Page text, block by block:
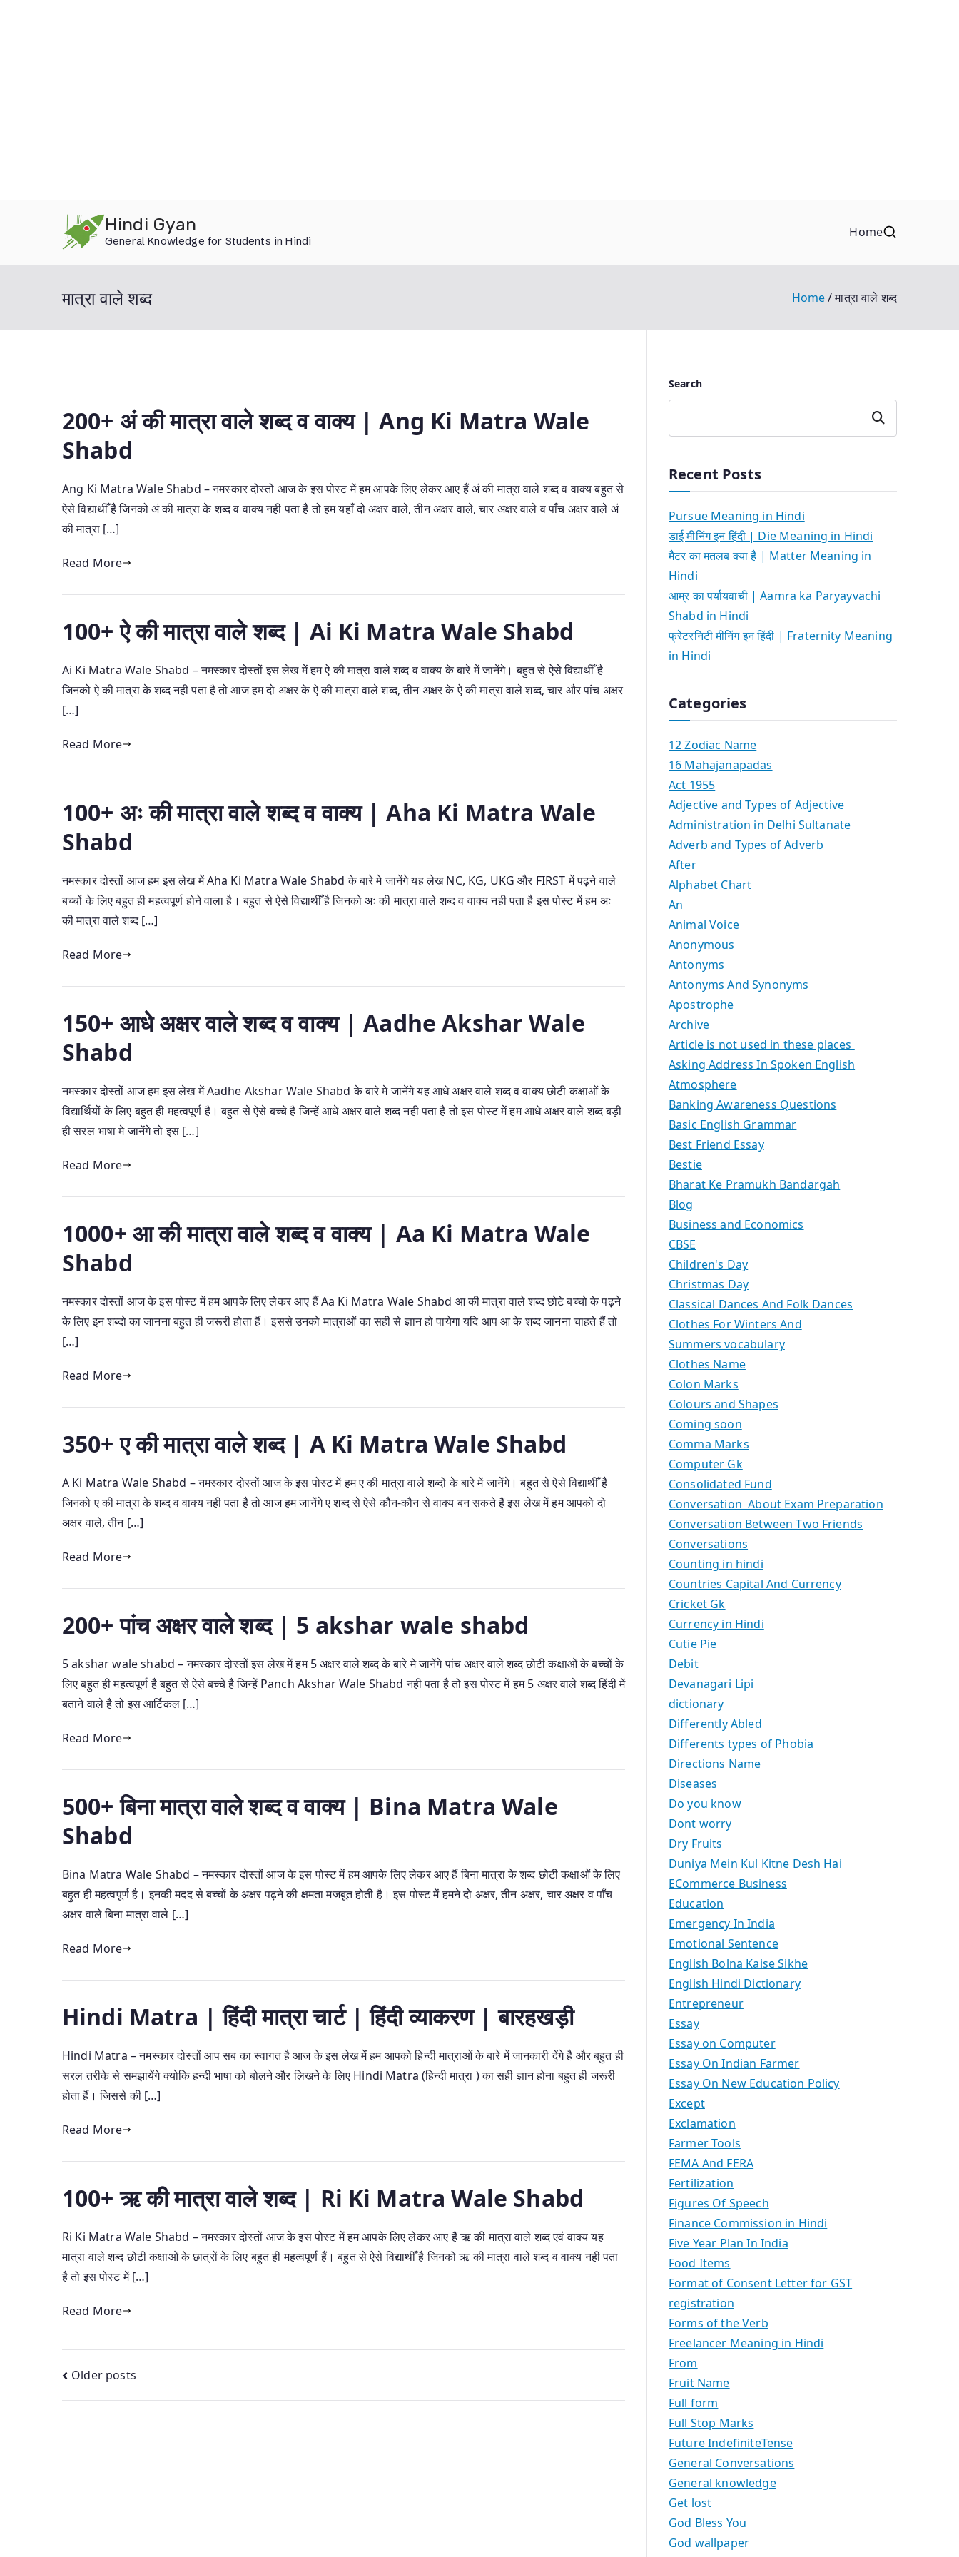
Hindi Gyan
General Knowledge for Students in Hindi
Home
मात्रा वाले शब्द Home मात्रा वाले शब्द
200+ अं की मात्रा वाले शब्द व वाक्य | Ang Ki Matra Wale
Shabd
Ang Ki Matra Wale Shabd – नमस्कार दोस्तों आज के इस पोस्ट में हम आपके लिए लेकर आए हैं अं की मात्रा वाले शब्द व वाक्य बहुत से
ऐसे विद्याथीँ है जिनको अं की मात्रा के शब्द व वाक्य नही पता है तो हम यहाँ दो अक्षर वाले, तीन अक्षर वाले, चार अक्षर वाले व पाँच अक्षर वाले अं
की मात्रा […]
Read More
100+ ऐ की मात्रा वाले शब्द | Ai Ki Matra Wale Shabd
Ai Ki Matra Wale Shabd – नमस्कार दोस्तों इस लेख में हम ऐ की मात्रा वाले शब्द व वाक्य के बारे में जानेंगे। बहुत से ऐसे विद्याथीँ है
जिनको ऐ की मात्रा के शब्द नही पता है तो आज हम दो अक्षर के ऐ की मात्रा वाले शब्द, तीन अक्षर के ऐ की मात्रा वाले शब्द, चार और पांच अक्षर
[…]
Read More
100+ अः की मात्रा वाले शब्द व वाक्य | Aha Ki Matra Wale
Shabd
नमस्कार दोस्तों आज हम इस लेख में Aha Ki Matra Wale Shabd के बारे मे जानेंगे यह लेख NC, KG, UKG और FIRST में पढ़ने वाले
बच्चों के लिए बहुत ही महत्वपूर्ण होने वाला है। बहुत से ऐसे विद्याथीँ है जिनको अः की मात्रा वाले शब्द व वाक्य नही पता है इस पोस्ट में हम अः
की मात्रा वाले शब्द […]
Read More
150+ आधे अक्षर वाले शब्द व वाक्य | Aadhe Akshar Wale
Shabd
नमस्कार दोस्तों आज हम इस लेख में Aadhe Akshar Wale Shabd के बारे मे जानेंगे यह आधे अक्षर वाले शब्द व वाक्य छोटी कक्षाओं के
विद्यार्थियों के लिए बहुत ही महत्वपूर्ण है। बहुत से ऐसे बच्चे है जिन्हें आधे अक्षर वाले शब्द नही पता है तो इस पोस्ट में हम आधे अक्षर वाले शब्द बड़ी
ही सरल भाषा मे जानेंगे तो इस […]
Read More
1000+ आ की मात्रा वाले शब्द व वाक्य | Aa Ki Matra Wale
Shabd
नमस्कार दोस्तों आज के इस पोस्ट में हम आपके लिए लेकर आए हैं Aa Ki Matra Wale Shabd आ की मात्रा वाले शब्द छोटे बच्चो के पढ़ने
के लिए इन शब्दो का जानना बहुत ही जरूरी होता हैं। इससे उनको मात्राओं का सही से ज्ञान हो पायेगा यदि आप आ के शब्द जानना चाहते हैं तो
[…]
Read More
350+ ए की मात्रा वाले शब्द | A Ki Matra Wale Shabd
A Ki Matra Wale Shabd – नमस्कार दोस्तों आज के इस पोस्ट में हम ए की मात्रा वाले शब्दों के बारे में जानेंगे। बहुत से ऐसे विद्याथीँ है
जिनको ए की मात्रा के शब्द व वाक्य नही पता है तो आज हम जानेंगे ए शब्द से ऐसे कौन-कौन से वाक्य बन सकते हैं इस लेख में हम आपको दो
अक्षर वाले, तीन […]
Read More
200+ पांच अक्षर वाले शब्द | 5 akshar wale shabd
5 akshar wale shabd – नमस्कार दोस्तों इस लेख में हम 5 अक्षर वाले शब्द के बारे मे जानेंगे पांच अक्षर वाले शब्द छोटी कक्षाओं के बच्चों के
लिए बहुत ही महत्वपूर्ण है बहुत से ऐसे बच्चे है जिन्हें Panch Akshar Wale Shabd नही पता है तो इस पोस्ट में हम 5 अक्षर वाले शब्द हिंदी में
बताने वाले है तो इस आर्टिकल […]
Read More
500+ बिना मात्रा वाले शब्द व वाक्य | Bina Matra Wale
Shabd
Bina Matra Wale Shabd – नमस्कार दोस्तों आज के इस पोस्ट में हम आपके लिए लेकर आए हैं बिना मात्रा के शब्द छोटी कक्षाओं के लिए
बहुत ही महत्वपूर्ण है। इनकी मदद से बच्चों के अक्षर पढ़ने की क्षमता मजबूत होती है। इस पोस्ट में हमने दो अक्षर, तीन अक्षर, चार अक्षर व पाँच
अक्षर वाले बिना मात्रा वाले […]
Read More
Hindi Matra | हिंदी मात्रा चार्ट | हिंदी व्याकरण | बारहखड़ी
Hindi Matra – नमस्कार दोस्तों आप सब का स्वागत है आज के इस लेख में हम आपको हिन्दी मात्राओं के बारे में जानकारी देंगे है और बहुत ही
सरल तरीके से समझायेंगे क्योकि हन्दी भाषा को बोलने और लिखने के लिए Hindi Matra (हिन्दी मात्रा ) का सही ज्ञान होना बहुत ही जरूरी
होता हैं। जिससे की […]
Read More
100+ ऋ की मात्रा वाले शब्द | Ri Ki Matra Wale Shabd
Ri Ki Matra Wale Shabd – नमस्कार दोस्तों आज के इस पोस्ट में हम आपके लिए लेकर आए हैं ऋ की मात्रा वाले शब्द एवं वाक्य यह
मात्रा वाले शब्द छोटी कक्षाओं के छात्रों के लिए बहुत ही महत्वपूर्ण हैं। बहुत से ऐसे विद्याथीँ है जिनको ऋ की मात्रा वाले शब्द व वाक्य नही पता
है तो इस पोस्ट में […]
Read More
Posts
navigation
Older posts
Search
Search
Recent Posts
Pursue Meaning in Hindi
डाई मीनिंग इन हिंदी | Die Meaning in Hindi
मैटर का मतलब क्या है | Matter Meaning in
Hindi
आम्र का पर्यायवाची | Aamra ka Paryayvachi
Shabd in Hindi
फ्रेटरनिटी मीनिंग इन हिंदी | Fraternity Meaning
in Hindi
Categories
12 Zodiac Name
16 Mahajanapadas
Act 1955
Adjective and Types of Adjective
Administration in Delhi Sultanate
Adverb and Types of Adverb
After
Alphabet Chart
An
Animal Voice
Anonymous
Antonyms
Antonyms And Synonyms
Apostrophe
Archive
Article is not used in these places
Asking Address In Spoken English
Atmosphere
Banking Awareness Questions
Basic English Grammar
Best Friend Essay
Bestie
Bharat Ke Pramukh Bandargah
Blog
Business and Economics
CBSE
Children's Day
Christmas Day
Classical Dances And Folk Dances
Clothes For Winters And
Summers vocabulary
Clothes Name
Colon Marks
Colours and Shapes
Coming soon
Comma Marks
Computer Gk
Consolidated Fund
Conversation About Exam Preparation
Conversation Between Two Friends
Conversations
Counting in hindi
Countries Capital And Currency
Cricket Gk
Currency in Hindi
Cutie Pie
Debit
Devanagari Lipi
dictionary
Differently Abled
Differents types of Phobia
Directions Name
Diseases
Do you know
Dont worry
Dry Fruits
Duniya Mein Kul Kitne Desh Hai
ECommerce Business
Education
Emergency In India
Emotional Sentence
English Bolna Kaise Sikhe
English Hindi Dictionary
Entrepreneur
Essay
Essay on Computer
Essay On Indian Farmer
Essay On New Education Policy
Except
Exclamation
Farmer Tools
FEMA And FERA
Fertilization
Figures Of Speech
Finance Commission in Hindi
Five Year Plan In India
Food Items
Format of Consent Letter for GST
registration
Forms of the Verb
Freelancer Meaning in Hindi
From
Fruit Name
Full form
Full Stop Marks
Future IndefiniteTense
General Conversations
General knowledge
Get lost
God Bless You
God wallpaper